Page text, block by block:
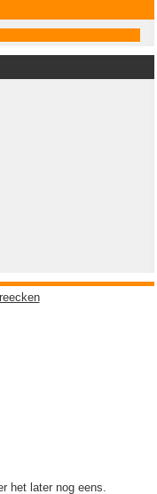
het later nog eens.